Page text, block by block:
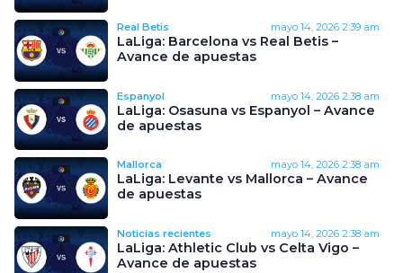
Real Betis mayo 14, 2026 2:39 am
LaLiga: Barcelona vs Real Betis –
Avance de apuestas
Espanyol mayo 14, 2026 2:38 am
LaLiga: Osasuna vs Espanyol – Avance
de apuestas
Mallorca mayo 14, 2026 2:38 am
LaLiga: Levante vs Mallorca – Avance
de apuestas
Noticias recientes mayo 14, 2026 2:38 am
LaLiga: Athletic Club vs Celta Vigo –
Avance de apuestas